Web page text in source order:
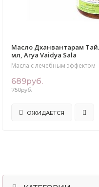
Масло Дханвантарам
мл, Arya Vaidya Sala
Масла с лечебным эффектом
689руб.
750руб.
ОЖИДАЕТСЯ